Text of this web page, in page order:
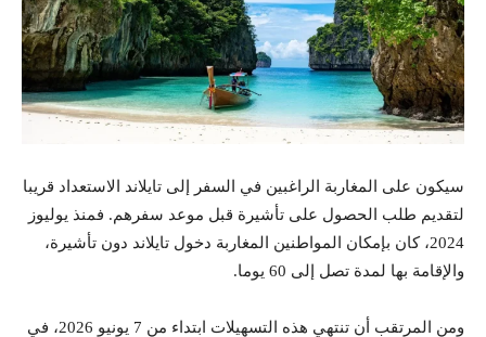
سيكون على المغاربة الراغبين في السفر إلى تايلاند الاستعداد قريبا
لتقديم طلب الحصول على تأشيرة قبل موعد سفرهم. فمنذ يوليوز
2024، كان بإمكان المواطنين المغاربة دخول تايلاند دون تأشيرة،
والإقامة بها لمدة تصل إلى 60 يوما.
ومن المرتقب أن تنتهي هذه التسهيلات ابتداء من 7 يونيو 2026، في